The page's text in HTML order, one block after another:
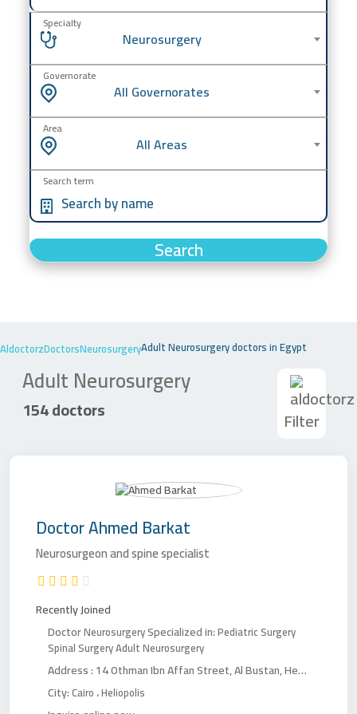
Specialty
Neurosurgery
Governorate
All Governorates
Area
All Areas
Search term
Search
AldoctorzDoctorsNeurosurgeryAdult Neurosurgery doctors in Egypt
Adult Neurosurgery
154 doctors Filter
DoctorAhmed Barkat
Neurosurgeon and spine specialist
Recently Joined
DoctorNeurosurgerySpecialized in:Pediatric Surgery
Spinal SurgeryAdult Neurosurgery
Address :14 Othman Ibn Affan Street, Al Bustan, Heliopolis, Cairo
City:Cairo،Heliopolis